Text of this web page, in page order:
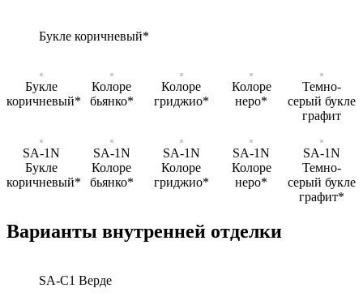
Букле коричневый*
Букле
коричневый*
Колоре
бьянко*
Колоре
гриджио*
Колоре
неро*
Темно-
серый букле
графит
SA-1N
Букле
коричневый*
SA-1N
Колоре
бьянко*
SA-1N
Колоре
гриджио*
SA-1N
Колоре
неро*
SA-1N
Темно-
серый букле
графит*
Варианты внутренней отделки
SA-C1 Верде